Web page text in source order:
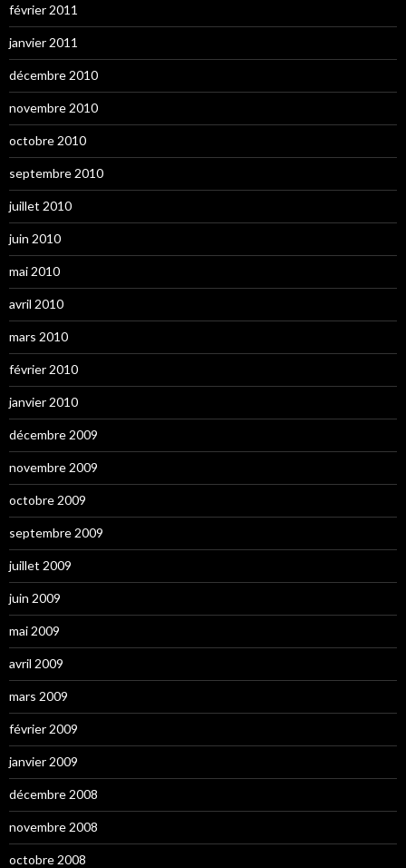
février 2011
janvier 2011
décembre 2010
novembre 2010
octobre 2010
septembre 2010
juillet 2010
juin 2010
mai 2010
avril 2010
mars 2010
février 2010
janvier 2010
décembre 2009
novembre 2009
octobre 2009
septembre 2009
juillet 2009
juin 2009
mai 2009
avril 2009
mars 2009
février 2009
janvier 2009
décembre 2008
novembre 2008
octobre 2008